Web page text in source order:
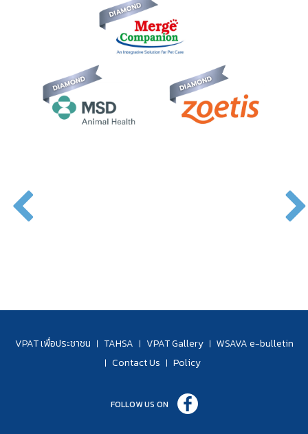
VPAT เพื่อประชาชน | TAHSA | VPAT Gallery | WSAVA e-bulletin
| Contact Us | Policy
FOLLOW US ON